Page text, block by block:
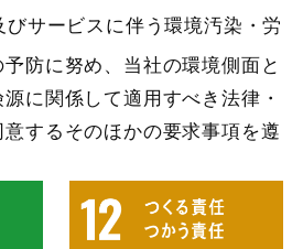
サービスに伴う環境汚染・労
防に努め、当社の環境側面と
に関係して適用すべき法律・
するそのほかの要求事項を遵